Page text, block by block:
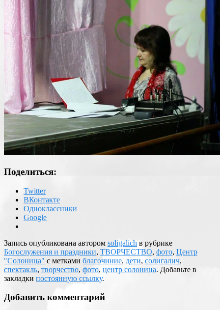
Поделиться:
Twitter
ВКонтакте
Одноклассники
Google
Запись опубликована автором soligalich в рубрике
Богослужения и праздники, ТВОРЧЕСТВО, фото, Центр
"Солоница" с метками благочиние, дети, солигалич,
спектакль, творчество, фото, центр солоница. Добавьте в
закладки постоянную ссылку.
Добавить комментарий